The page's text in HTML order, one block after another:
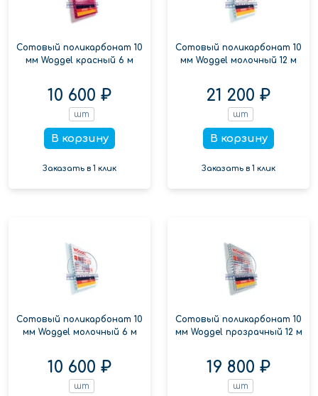
Сотовый поликарбонат 10
мм Woggel красный 6 м
10 600 ₽
шт
В корзину
Заказать в 1 клик
Сотовый поликарбонат 10
мм Woggel молочный 12 м
21 200 ₽
шт
В корзину
Заказать в 1 клик
Сотовый поликарбонат 10
мм Woggel молочный 6 м
10 600 ₽
шт
Сотовый поликарбонат 10
мм Woggel прозрачный 12 м
19 800 ₽
шт